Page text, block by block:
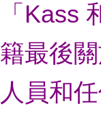
「Kass
籍最後
人員和